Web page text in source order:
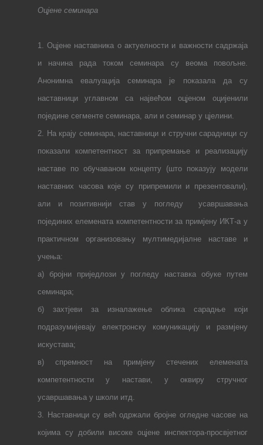
Оцјене семинара
1. Оцјене наставника о актуелности и важности садржаја
и начина рада током семинара су веома повољне.
Анонимна евалуација семинара је показала да су
наставници углавном са највећом оцјеном оцијенили
поједине сегменте семинара, али и семинар у цјелини.
2. На крају семинара, наставници и стручни сарадници су
показаликомпетентност за припремање и реализацију
наставе по обучаваном концепту (што показују модели
наставних часова које су припремили и презентовали),
али и
позитивнији став у погледу
усавршавања
појединих елемената компетентности за примјену И КТ-а у
практичном организовању мултимедијалне наставе и
учења:
а) бројни приједлози у погледу наставка обуке путем
семинара;
б) захтјеви за изналажење облика сарадње који
подразумијевају електронску комуникацију и размјену
искустава;
в)
спремност на примјену стечених елемената
компетентности у настави, у оквиру стручног
усавршавања у школи итд.
3. Наставници су већ одржали бројне огледне часове на
којима су добили високе оцјене инспектора-просвјетног